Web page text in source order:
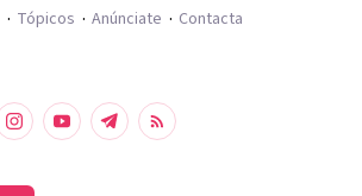
Tópicos Anúnciate Contacta